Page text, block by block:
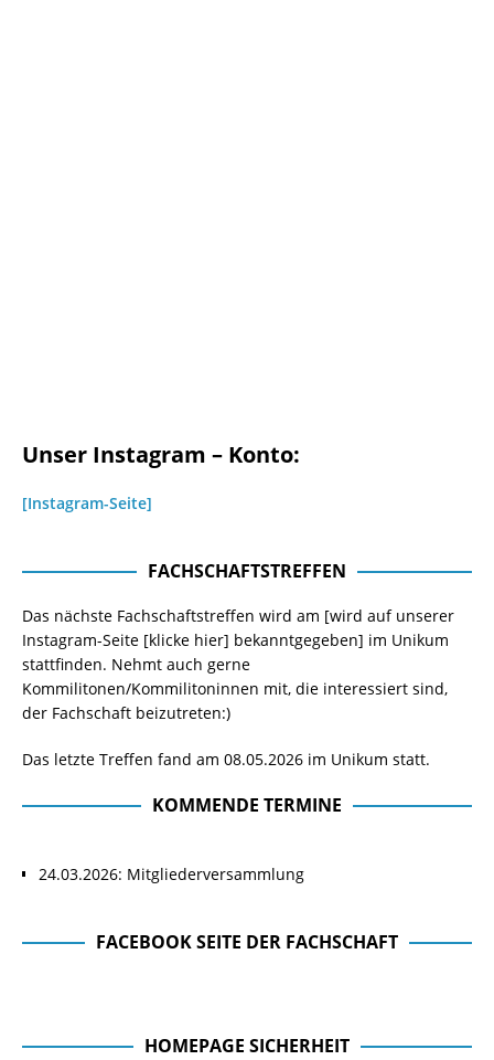
Unser Instagram – Konto:
[Instagram-Seite]
FACHSCHAFTSTREFFEN
Das nächste Fachschaftstreffen wird am [wird auf unserer
Instagram-Seite [klicke hier] bekanntgegeben] im Unikum
stattfinden. Nehmt auch gerne
Kommilitonen/Kommilitoninnen mit, die interessiert sind,
der Fachschaft beizutreten:)
Das letzte Treffen fand am 08.05.2026 im Unikum statt.
KOMMENDE TERMINE
24.03.2026: Mitgliederversammlung
FACEBOOK SEITE DER FACHSCHAFT
HOMEPAGE SICHERHEIT